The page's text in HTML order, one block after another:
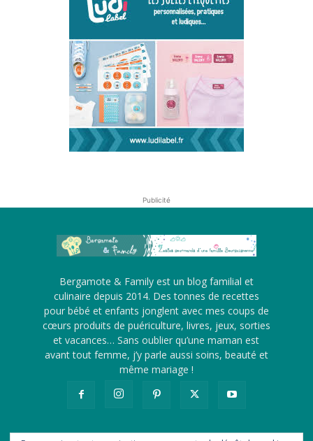
Publicité
Bergamote & Family est un blog familial et
culinaire depuis 2014. Des tonnes de recettes
pour bébé et enfants jonglent avec mes coups de
cœurs produits de puériculture, livres, jeux, sorties
et vacances… Sans oublier qu’une maman est
avant tout femme, j’y parle aussi soins, beauté et
même mariage !